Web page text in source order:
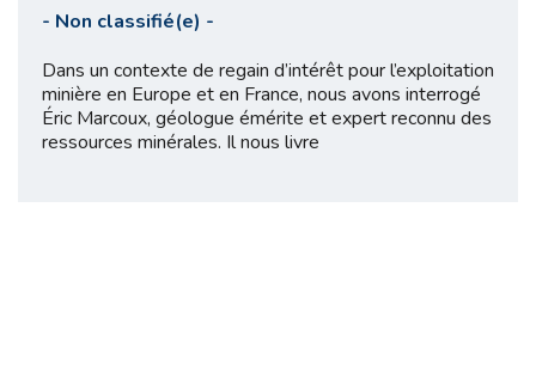
- Non classifié(e) -
Dans un contexte de regain d’intérêt pour l’exploitation
minière en Europe et en France, nous avons interrogé
Éric Marcoux, géologue émérite et expert reconnu des
ressources minérales. Il nous livre